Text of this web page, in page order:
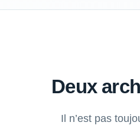
Deux
Il n’est pas